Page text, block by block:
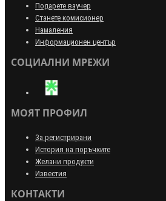
Подарете ваучер
Станете комисионер
Намаления
Информационен център
СОЦИАЛНИ МРЕЖИ
МОЯТ ПРОФИЛ
За регистрирани
История на поръчките
Желани продукти
Известия
КОНТАКТИ